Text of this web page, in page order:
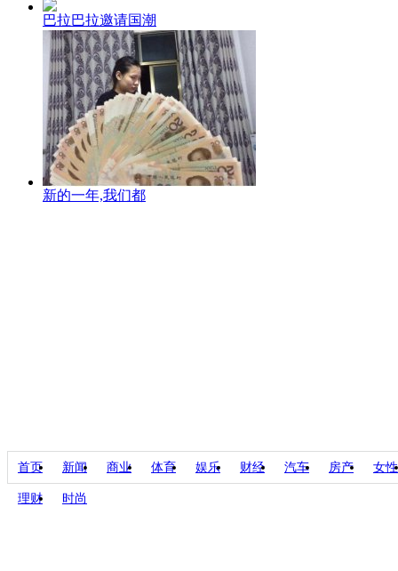
巴拉巴拉邀请国潮
新的一年,我们都
首页 新闻 商业 体育 娱乐 财经 汽车 房产 女性
理财 时尚